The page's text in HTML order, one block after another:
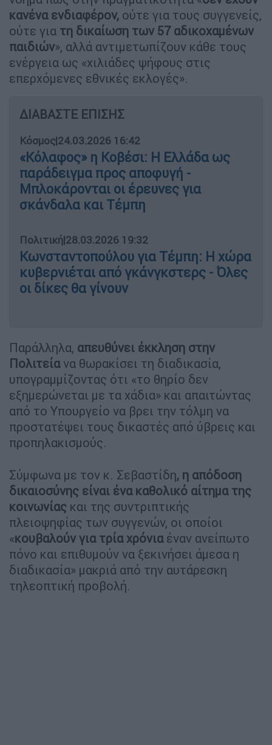
κανένα ενδιαφέρον, ούτε για τους συγγενείς,
ούτε για τη δικαίωση των 57 αδικοχαμένων
παιδιών», αλλά αντιμετωπίζουν κάθε τους
ενέργεια ως «χιλιάδες ψήφους στις
επερχόμενες εθνικές εκλογές».
ΔΙΑΒΑΣΤΕ ΕΠΙΣΗΣ
Κόσμος|24.03.2026 16:42
«Κόλαφος» η Κοβέσι: Η Ελλάδα ως
παράδειγμα προς αποφυγή -
Μπλοκάρονται οι έρευνες για
σκάνδαλα και Τέμπη
Πολιτική|28.03.2026 19:32
Κωνσταντοπούλου για Τέμπη: Η χώρα
κυβερνιέται από γκάνγκστερς - Όλες
οι δίκες θα γίνουν
Παράλληλα, απευθύνει έκκληση στην
Πολιτείανα θωρακίσει τη διαδικασία,
υπογραμμίζοντας ότι «το θηρίο δεν
εξημερώνεται με τα χάδια» και απαιτώντας
από το Υπουργείο να βρει την τόλμη να
προστατέψει τους δικαστές από ύβρεις και
προπηλακισμούς.
Σύμφωνα με τον κ. Σεβαστίδη, η απόδοση
δικαιοσύνης είναι ένα καθολικό αίτημα της
κοινωνίας και της συντριπτικής
πλειοψηφίας των συγγενών, οι οποίοι
«κουβαλούν για τρία χρόνιαέναν ανείπωτο
πόνο και επιθυμούν να ξεκινήσει άμεσα η
διαδικασία» μακριά από την αυτάρεσκη
τηλεοπτική προβολή.